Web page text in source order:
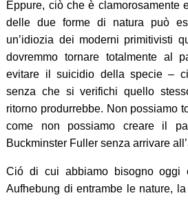
Eppure, ciò che è clamorosamente
delle due forme di natura può
un’idiozia dei moderni primitivisti
dovremmo tornare totalmente al
evitare il suicidio della specie –
senza che si verifichi quello
ritorno produrrebbe. Non possiamo
come non possiamo creare il
Buckminster Fuller senza arrivare
Ció di cui abbiamo bisogno oggi
Aufhebung di entrambe le nature, la